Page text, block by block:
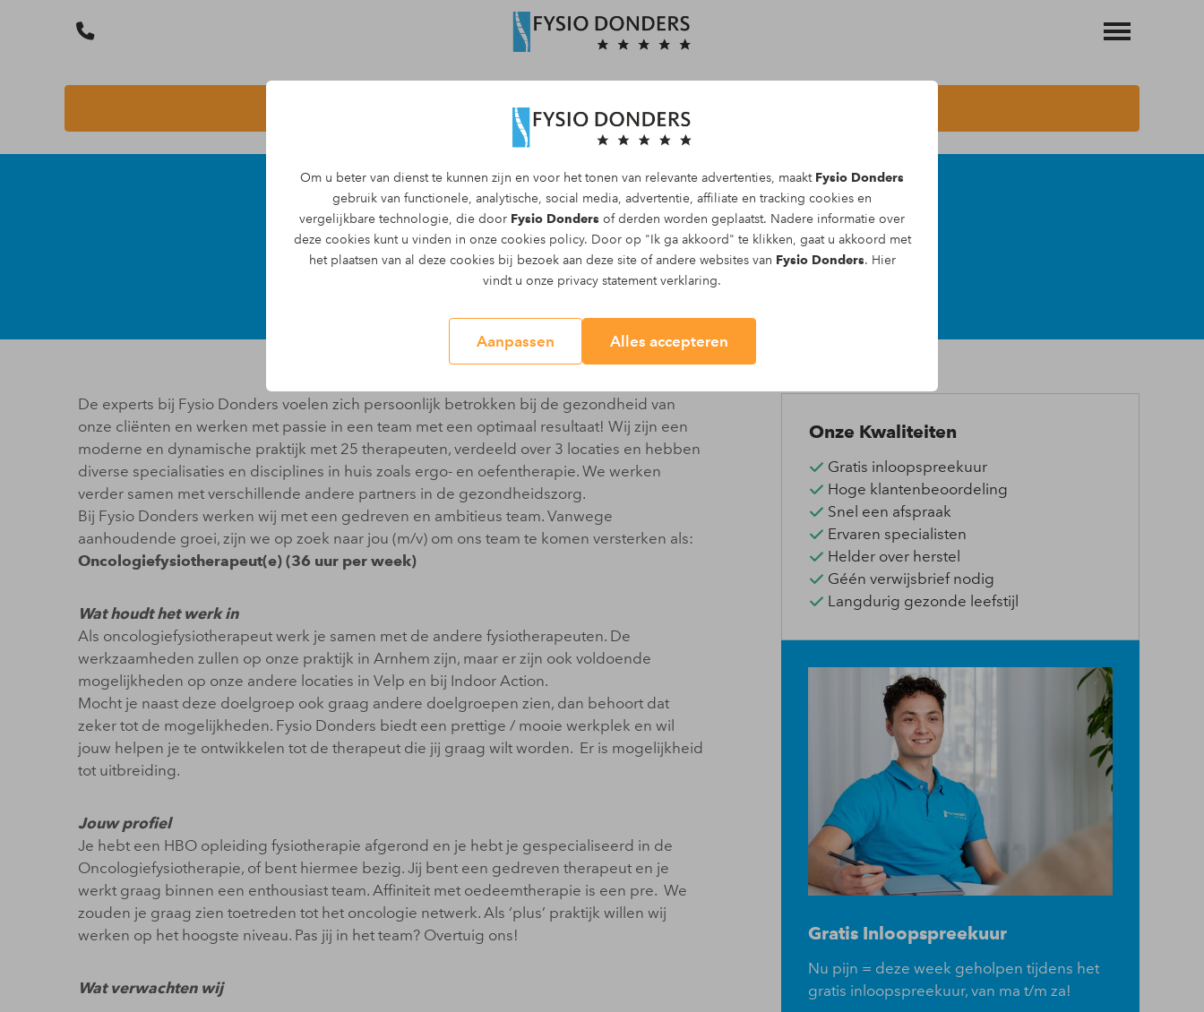
Om u beter van dienst te kunnen zijn en voor het tonen van relevante advertenties, maakt Fysio Donders
gebruik van functionele, analytische, social media, advertentie, affiliate en tracking cookies en
vergelijkbare technologie, die door Fysio Donders of derden worden geplaatst. Nadere informatie over
deze cookies kunt u vinden in onze cookies policy. Door op "Ik ga akkoord" te klikken, gaat u akkoord met
het plaatsen van al deze cookies bij bezoek aan deze site of andere websites van Fysio Donders. Hier
vindt u onze privacy statementverklaring.
Aanpassen Alles accepteren
Maak een afspraak
Vacature oncologie fysiotherapeut
36 uur per week
De experts bij Fysio Donders voelen zich persoonlijk betrokken bij de gezondheid van
onze cliënten en werken met passie in een team met een optimaal resultaat! Wij zijn een
moderne en dynamische praktijk met 25 therapeuten, verdeeld over 3 locaties en hebben
diverse specialisaties en disciplines in huis zoals ergo- en oefentherapie. We werken
verder samen met verschillende andere partners in de gezondheidszorg.
Bij Fysio Donders werken wij met een gedreven en ambitieus team. Vanwege
aanhoudende groei, zijn we op zoek naar jou (m/v) om ons team te komen versterken als:
Oncologiefysiotherapeut(e) (36 uur per week)
Wat houdt het werk in
Als oncologiefysiotherapeut werk je samen met de andere fysiotherapeuten. De
werkzaamheden zullen op onze praktijk in Arnhem zijn, maar er zijn ook voldoende
mogelijkheden op onze andere locaties in Velp en bij Indoor Action.
Mocht je naast deze doelgroep ook graag andere doelgroepen zien, dan behoort dat
zeker tot de mogelijkheden. Fysio Donders biedt een prettige / mooie werkplek en wil
jouw helpen je te ontwikkelen tot de therapeut die jij graag wilt worden. Er is mogelijkheid
tot uitbreiding.
Jouw profiel
Je hebt een HBO opleiding fysiotherapie afgerond en je hebt je gespecialiseerd in de
Oncologiefysiotherapie, of bent hiermee bezig. Jij bent een gedreven therapeut en je
werkt graag binnen een enthousiast team. Affiniteit met oedeemtherapie is een pre. We
zouden je graag zien toetreden tot het oncologie netwerk. Als ‘plus’ praktijk willen wij
werken op het hoogste niveau. Pas jij in het team? Overtuig ons!
Wat verwachten wij
Onze Kwaliteiten
Gratis inloopspreekuur
Hoge klantenbeoordeling
Snel een afspraak
Ervaren specialisten
Helder over herstel
Géén verwijsbrief nodig
Langdurig gezonde leefstijl
Gratis Inloopspreekuur
Nu pijn = deze week geholpen tijdens het
gratis inloopspreekuur, van ma t/m za!